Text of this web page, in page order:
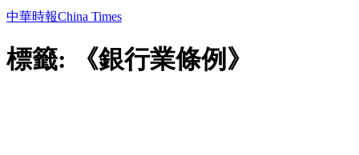
中華時報China Times
標籤: 《銀行業條例》